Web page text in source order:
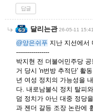
답글
달리는관 26-05-11 15:41
@양은쉬푸 지난 지선에서
-----------------
박지현 전 더불어민주당
거 당시 'n번방 추적단' 활
년 여성 정치의 가능성을
다. 내로남불식 정치 탈피
덤 정치가 아닌 대중 정당
과 젠더 갈등 조장 논란에